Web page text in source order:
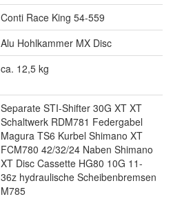
Conti Race King 54-559
Alu Hohlkammer MX Disc
ca. 12,5 kg
Separate STI-Shifter 30G XT XT
Schaltwerk RDM781 Federgabel
Magura TS6 Kurbel Shimano XT
FCM780 42/32/24 Naben Shimano
XT Disc Cassette HG80 10G 11-
36z hydraulische Scheibenbremsen
M785